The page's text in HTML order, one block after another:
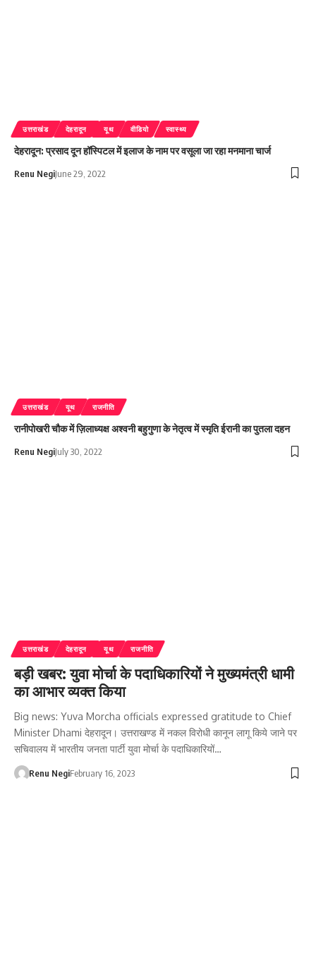
उत्तराखंड देहरादून यूथ वीडियो स्वास्थ्य
देहरादून: प्रसाद दून हॉस्पिटल में इलाज के नाम पर वसूला जा रहा मनमाना चार्ज
Renu NegiJune 29, 2022
उत्तराखंड यूथ राजनीति
रानीपोखरी चौक में ज़िलाध्यक्ष अश्वनी बहुगुणा के नेतृत्व में स्मृति ईरानी का पुतला दहन
Renu NegiJuly 30, 2022
उत्तराखंड देहरादून यूथ राजनीति
बड़ी खबर: युवा मोर्चा के पदाधिकारियों ने मुख्यमंत्री धामी
का आभार व्यक्त किया
Big news: Yuva Morcha officials expressed gratitude to Chief
Minister Dhami देहरादून। उत्तराखण्ड में नकल विरोधी कानून लागू किये जाने पर
सचिवालय में भारतीय जनता पार्टी युवा मोर्चा के पदाधिकारियों…
Renu NegiFebruary 16, 2023